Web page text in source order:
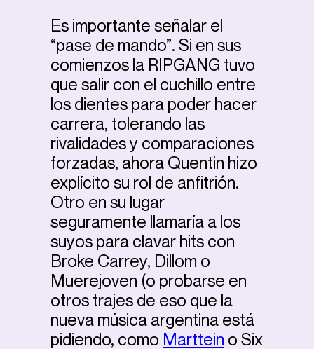
Es importante señalar el
“pase de mando”. Si en sus
comienzos la RIPGANG tuvo
que salir con el cuchillo entre
los dientes para poder hacer
carrera, tolerando las
rivalidades y comparaciones
forzadas, ahora Quentin hizo
explícito su rol de anfitrión.
Otro en su lugar
seguramente llamaría a los
suyos para clavar hits con
Broke Carrey, Dillom o
Muerejoven (o probarse en
otros trajes de eso que la
nueva música argentina está
pidiendo, como Marttein o Six